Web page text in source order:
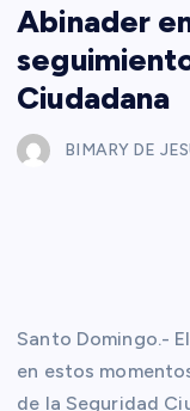
Abinader
Ciudadana
BIMARY DE
Santo Domingo.-
en estos
de la Seguridad